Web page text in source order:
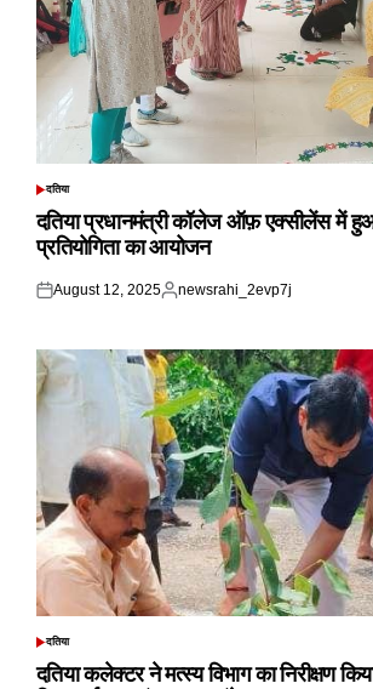
POSTED
दतिया
दतिया प्रधानमंत्री कॉलेज ऑफ़ एक्सीलेंस में
प्रतियोगिता का आयोजन
Posted
August 12, 2025
Posted
newsrahi_2evp7j
POSTED
दतिया
दतिया कलेक्टर ने मत्स्य विभाग का निरीक्षण